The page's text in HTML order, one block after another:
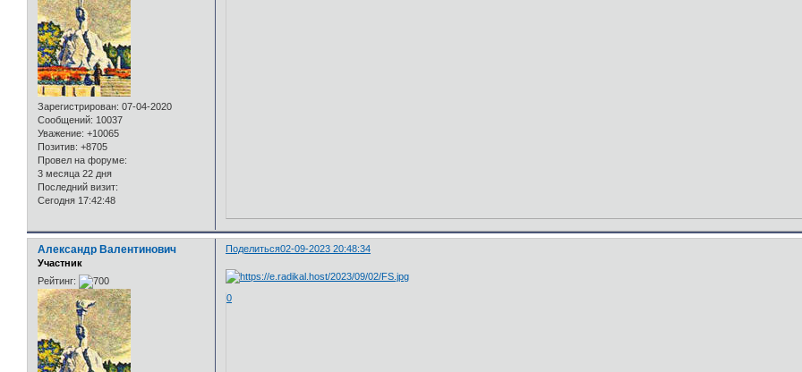
Зарегистрирован: 07-04-2020
Сообщений: 10037
Уважение: +10065
Позитив: +8705
Провел на форуме:
3 месяца 22 дня
Последний визит:
Сегодня 17:42:48
Поделиться02-09-2023 20:48:34
Александр Валентинович
Участник
Рейтинг:
0